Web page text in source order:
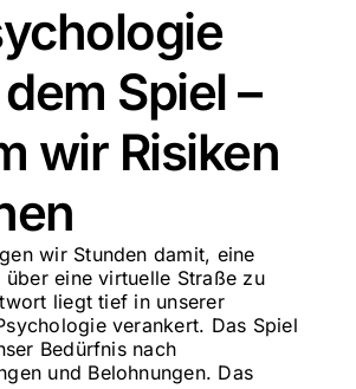
Spiel –
wir Risiken
wir Stunden damit, eine
über eine virtuelle Straße zu
liegt tief in unserer
verankert. Das Spiel
Bedürfnis nach
und Belohnungen. Das